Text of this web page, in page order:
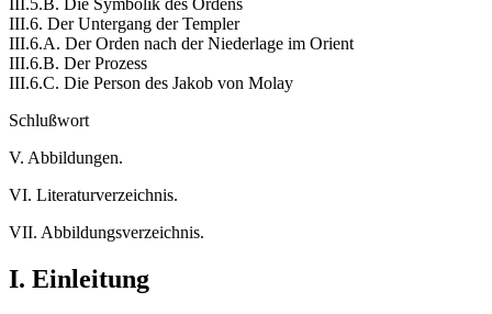
III.6. Der Untergang der Templer
III.6.A. Der Orden nach der Niederlage im Orient
III.6.B. Der Prozess
III.6.C. Die Person des Jakob von Molay
Schlußwort
V. Abbildungen.
VI. Literaturverzeichnis.
VII. Abbildungsverzeichnis.
I. Einleitung